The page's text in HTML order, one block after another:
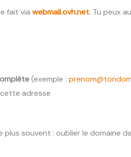
fait via webmail.ovh.net. Tu peux
(exemple :
adresse
plus souvent : oublier le domaine